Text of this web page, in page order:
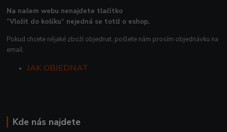
Na našem webu nenajdete tlačítko
“Vložit do košíku“ nejedná se totiž o eshop.
Pokud chcete nějaké zboží objednat, pošlete nám prosím objednávku na
email.
JAK OBJEDNAT
Kde nás najdete